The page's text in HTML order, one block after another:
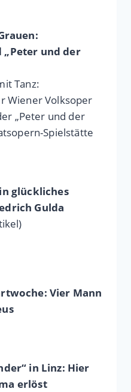
„Peter und der
Tanz:
Wiener Volksoper
„Peter und der
Spielstätte
glückliches
Gulda
Vier Mann
in Linz: Hier
erlöst